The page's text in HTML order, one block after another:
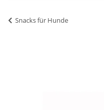
Snacks für Hunde